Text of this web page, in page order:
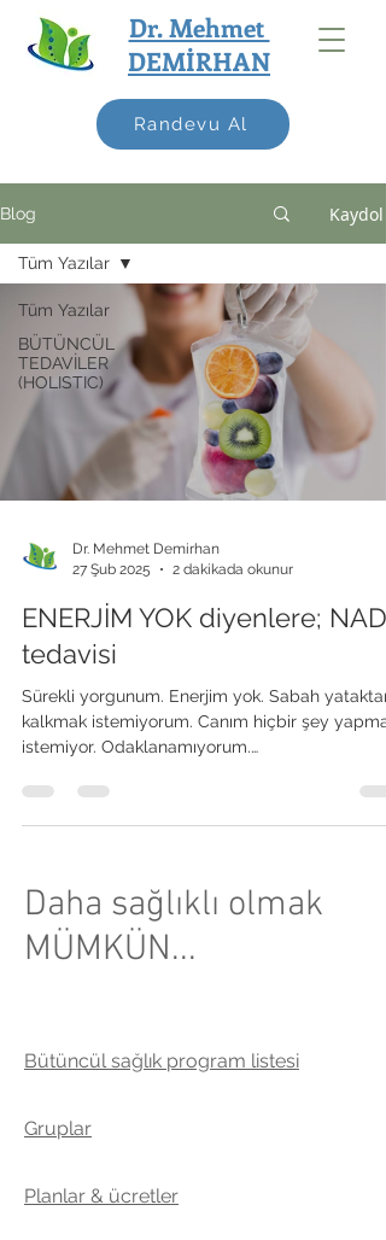
Dr. Mehmet
DEMİRHAN
Randevu Al
Blog Kaydol
Tüm Yazılar
BÜTÜNCÜL
TEDAVİLER
(HOLISTIC)
Tüm Yazılar
Dr. Mehmet Demirhan
27 Şub 2025
2 dakikada okunur
ENERJİM YOK diyenlere; NAD+
tedavisi
Sürekli yorgunum. Enerjim yok. Sabah yataktan
kalkmak istemiyorum. Canım hiçbir şey
istemiyor. Odaklanamıyorum.
Daha sağlıklı olmak
MÜMKÜN...
Bütüncül sağlık program listesi
Gruplar
Planlar & ücretler